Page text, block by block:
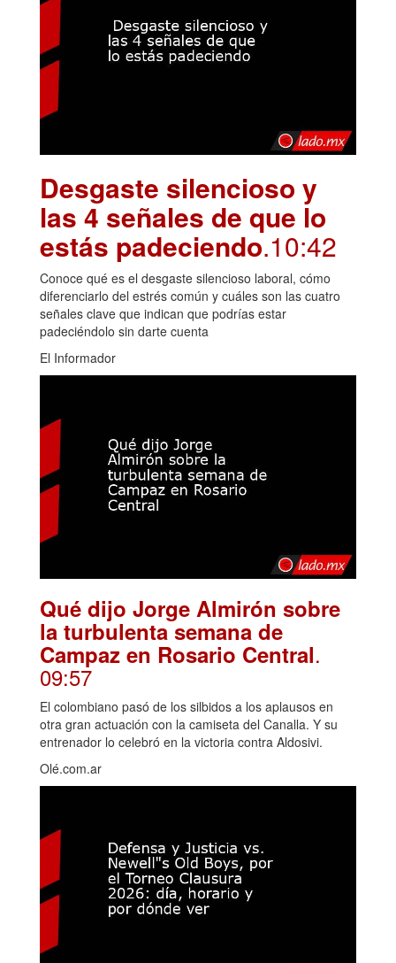
Desgaste silencioso y
las 4 señales de que lo
estás padeciendo.10:42
Conoce qué es el desgaste silencioso laboral, cómo
diferenciarlo del estrés común y cuáles son las cuatro
señales clave que indican que podrías estar
padeciéndolo sin darte cuenta
El Informador
Qué dijo Jorge Almirón sobre
la turbulenta semana de
Campaz en Rosario Central.
09:57
El colombiano pasó de los silbidos a los aplausos en
otra gran actuación con la camiseta del Canalla. Y su
entrenador lo celebró en la victoria contra Aldosivi.
Olé.com.ar